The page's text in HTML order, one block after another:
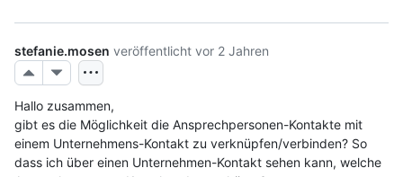
stefanie.mosen veröffentlicht vor 2 Jahren
Hallo zusammen,
gibt es die Möglichkeit die Ansprechpersonen-Kontakte mit
einem Unternehmens-Kontakt zu verknüpfen/verbinden? So
dass ich über einen Unternehmen-Kontakt sehen kann, welche